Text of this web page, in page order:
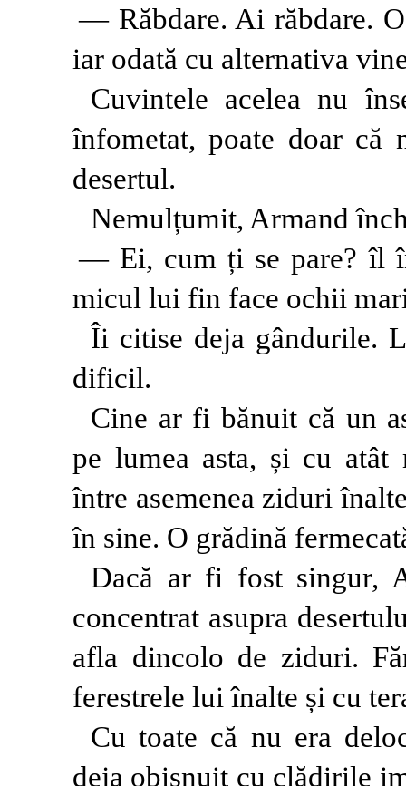
— Răbdare. Ai răbdare.
iar odată cu alternativa
Cuvintele acelea nu
înfometat, poate doar că
desertul.
Nemulțumit, Armand
— Ei, cum ți se pare? îl
micul lui fin face ochii
Îi citise deja gândurile.
dificil.
Cine ar fi bănuit că un
pe lumea asta, și cu atât
între asemenea ziduri
în sine. O grădină
Dacă ar fi fost singur,
concentrat asupra
afla dincolo de ziduri.
ferestrele lui înalte și cu
Cu toate că nu era
deja obișnuit cu clădirile